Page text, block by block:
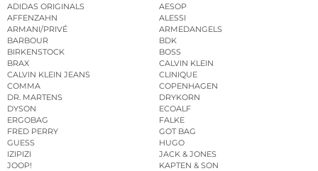
ADIDAS ORIGINALS
AESOP
AFFENZAHN
ALESSI
ARMANI/PRIVÉ
ARMEDANGELS
BARBOUR
BDK
BIRKENSTOCK
BOSS
BRAX
CALVIN KLEIN
CALVIN KLEIN JEANS
CLINIQUE
COMMA
COPENHAGEN
DR. MARTENS
DRYKORN
DYSON
ECOALF
ERGOBAG
FALKE
FRED PERRY
GOT BAG
GUESS
HUGO
IZIPIZI
JACK & JONES
JOOP!
KAPTEN & SON